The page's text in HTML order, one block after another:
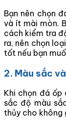
Bạn nên chọn
và ít mài mòn.
cách kiểm tra
ra, nên chọn
tốt nếu bạn
2. Màu sắc
Khi chọn đá ốp
sắc độ màu
thủy cho không